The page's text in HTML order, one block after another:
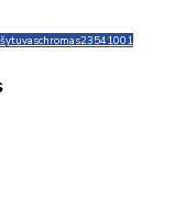
chromas23541001